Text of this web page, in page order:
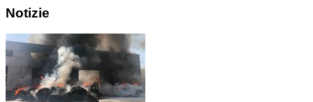
Notizie